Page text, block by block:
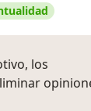
los